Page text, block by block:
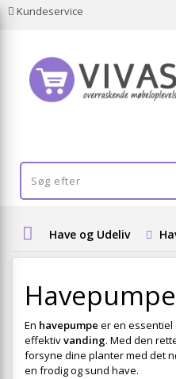
Kundeservice
Have og Udeliv
En havepumpe er en
effektivvanding. Med den
forsyne dine planter med det
en frodig og sund have.